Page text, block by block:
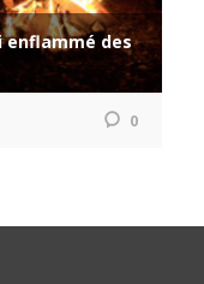
enflammé des
0